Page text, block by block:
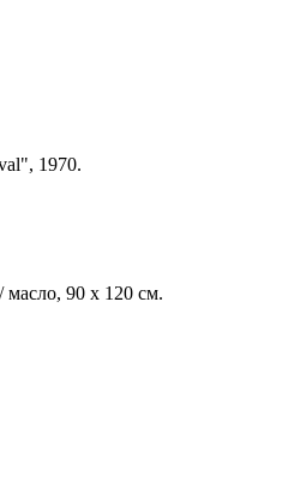
1970.
масло, 90 x 120 см.